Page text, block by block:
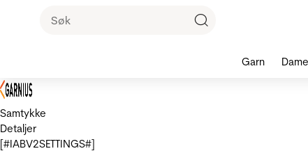
Samtykke
Detaljer
[#IABV2SETTINGS#]
Garn Dame